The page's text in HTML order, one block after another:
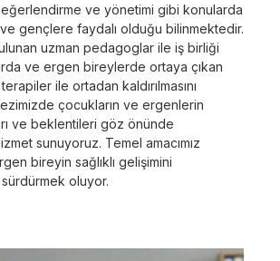
ve yönetimi gibi konularda
gençlere faydalı olduğu bilinmektedir.
uzman pedagoglar ile iş birliği
ve ergen bireylerde ortaya çıkan
ile ortadan kaldırılmasını
çocukların ve ergenlerin
ve beklentileri göz önünde
sunuyoruz. Temel amacımız
bireyin sağlıklı gelişimini
oluyor.